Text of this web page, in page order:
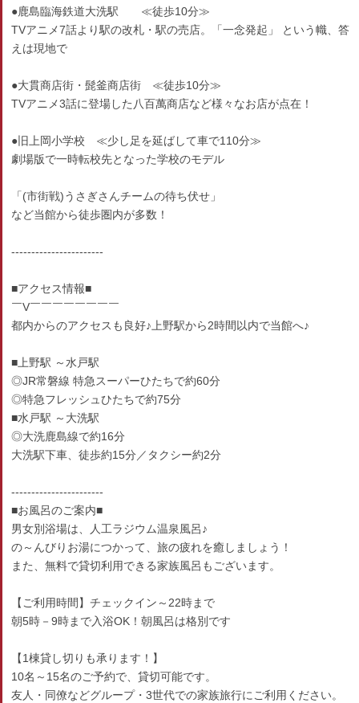
●鹿島臨海鉄道大洗駅 ≪徒歩10分≫
TVアニメ7話より駅の改札・駅の売店。「一念発起」 という幟、答
えは現地で
●大貫商店街・髭釜商店街 ≪徒歩10分≫
TVアニメ3話に登場した八百萬商店など様々なお店が点在！
●旧上岡小学校 ≪少し足を延ばして車で110分≫
劇場版で一時転校先となった学校のモデル
「(市街戦)うさぎさんチームの待ち伏せ」
など当館から徒歩圏内が多数！
-----------------------
■アクセス情報■
￣V￣￣￣￣￣￣￣￣
都内からのアクセスも良好♪上野駅から2時間以内で当館へ♪
■上野駅 ～水戸駅
◎JR常磐線 特急スーパーひたちで約60分
◎特急フレッシュひたちで約75分
■水戸駅 ～大洗駅
◎大洗鹿島線で約16分
大洗駅下車、徒歩約15分／タクシー約2分
-----------------------
■お風呂のご案内■
男女別浴場は、人工ラジウム温泉風呂♪
の～んびりお湯につかって、旅の疲れを癒しましょう！
また、無料で貸切利用できる家族風呂もございます。
【ご利用時間】チェックイン～22時まで
朝5時－9時まで入浴OK！朝風呂は格別です
【1棟貸し切りも承ります！】
10名～15名のご予約で、貸切可能です。
友人・同僚などグループ・3世代での家族旅行にご利用ください。